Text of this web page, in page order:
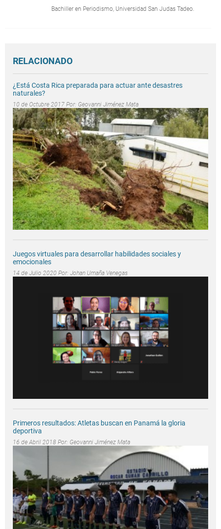
Bachiller en Periodismo, Universidad San Judas Tadeo.
RELACIONADO
¿Está Costa Rica preparada para actuar ante desastres
naturales?
10 de Octubre 2017 Por: Geovanni Jiménez Mata
Juegos virtuales para desarrollar habilidades sociales y
emocionales
14 de Julio 2020 Por: Johan Umaña Venegas
Primeros resultados: Atletas buscan en Panamá la gloria
deportiva
16 de Abril 2018 Por: Geovanni Jiménez Mata